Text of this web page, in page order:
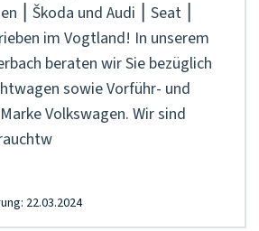
⎮ Škoda und Audi ⎮ Seat ⎮
im Vogtland! In unserem
beraten wir Sie bezüglich
sowie Vorführ- und
Volkswagen. Wir sind
22.03.2024